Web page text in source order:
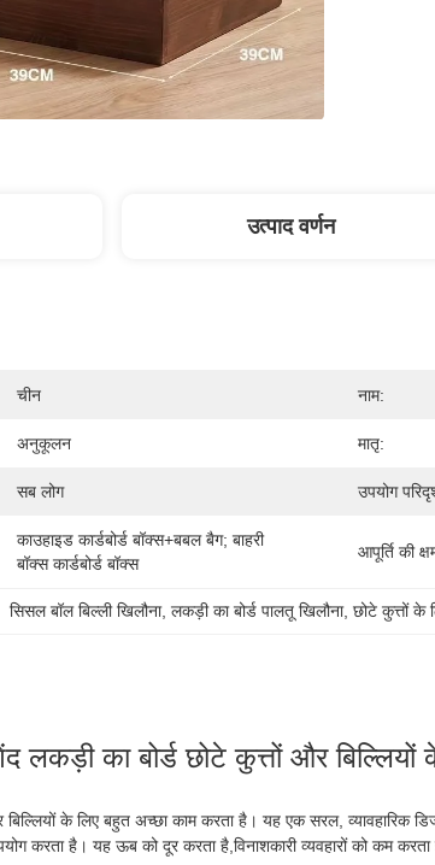
उत्पाद वर्णन
चीन नाम:
अनुकूलन मातृ:
सब लोग उपयोग
काउहाइड कार्डबोर्ड बॉक्स+बबल बैग; बाहरी
बॉक्स कार्डबोर्ड बॉक्स
आपूर्ति की
सिसल बॉल बिल्ली खिलौना, लकड़ी का बोर्ड पालतू खिलौना, छोटे कुत्तों के
लकड़ी का बोर्ड छोटे कुत्तों और
बिल्लियों के लिए बहुत अच्छा काम करता है। यह एक सरल, व्यावहारिक
करता है। यह ऊब को दूर करता है,विनाशकारी व्यवहारों को कम